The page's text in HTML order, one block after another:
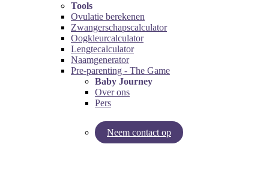
Tools
Ovulatie berekenen
Zwangerschapscalculator
Oogkleurcalculator
Lengtecalculator
Naamgenerator
Pre-parenting - The Game
Baby Journey
Over ons
Pers
Neem contact op
Try our pregnancy calculator!